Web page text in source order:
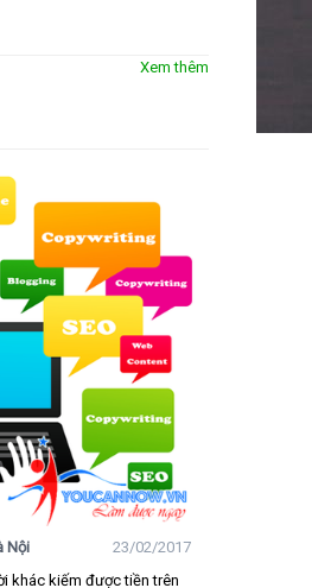
Xem thêm
Nội
23/02/2017
khác kiếm được tiền trên